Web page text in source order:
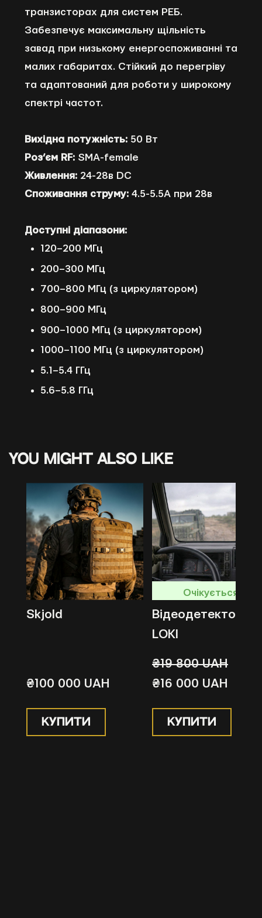
транзисторах для систем РЕБ.
Забезпечує максимальну щільність
завад при низькому енергоспоживанні та
малих габаритах. Стійкий до перегріву
та адаптований для роботи у широкому
спектрі частот.
Вихідна потужність: 50 Вт
Роз’єм RF: SMA-female
Живлення: 24-28в DC
Споживання струму: 4.5-5.5А при 28в
Доступні діапазони:
120–200 МГц
200–300 МГц
700–800 МГц (з циркулятором)
800–900 МГц
900–1000 МГц (з циркулятором)
1000–1100 МГц (з циркулятором)
5.1–5.4 ГГц
5.6–5.8 ГГц
You might also like
Skjold
₴100 000 UAH
КУПИТИ
Очікується
Відеодетектор
LOKI
₴19 800 UAH
₴16 000 UAH
КУПИТИ